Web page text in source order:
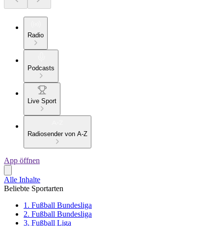
Radio
Podcasts
Live Sport
Radiosender von A-Z
App öffnen
Alle Inhalte
Beliebte Sportarten
1. Fußball Bundesliga
2. Fußball Bundesliga
3. Fußball Liga